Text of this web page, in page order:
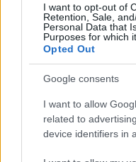
I want to opt-out of
Retention, Sale,
Personal Data that
Purposes for which
Opted Out
Google consents
I want to allow
related to
device identifiers in
látogatói bűnbocsánatot
határozata is, amely
városvezetési rendet.